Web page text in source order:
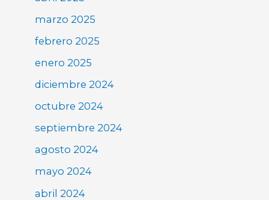
marzo 2025
febrero 2025
enero 2025
diciembre 2024
octubre 2024
septiembre 2024
agosto 2024
mayo 2024
abril 2024